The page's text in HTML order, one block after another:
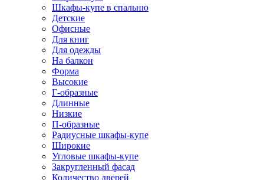
Шкафы-купе в спальню
Детские
Офисные
Для книг
Для одежды
На балкон
Форма
Высокие
Г-образные
Длинные
Низкие
П-образные
Радиусные шкафы-купе
Широкие
Угловые шкафы-купе
Закругленный фасад
Количество дверей